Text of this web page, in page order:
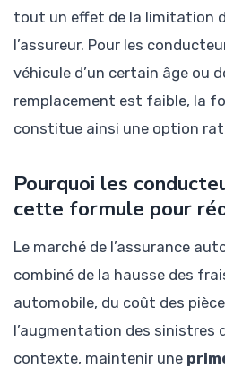
tout un effet de la limitation
l’assureur. Pour les
véhicule d’un certain âge ou
remplacement est faible, la
constitue ainsi une option
Pourquoi les
cette formule pour
Le marché de l’assurance
combiné de la hausse des
automobile, du coût des
l’augmentation des sinistres
contexte, maintenir une